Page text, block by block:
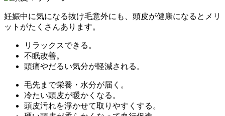
妊娠中に気になる抜け毛意外にも、頭皮が健康になるとメリ
ットがたくさんあります。
リラックスできる。
不眠改善。
頭痛やだるい気分が軽減される。
毛先まで栄養・水分が届く。
冷たい頭皮が暖かくなる。
頭皮汚れを浮かせて取りやすくする。